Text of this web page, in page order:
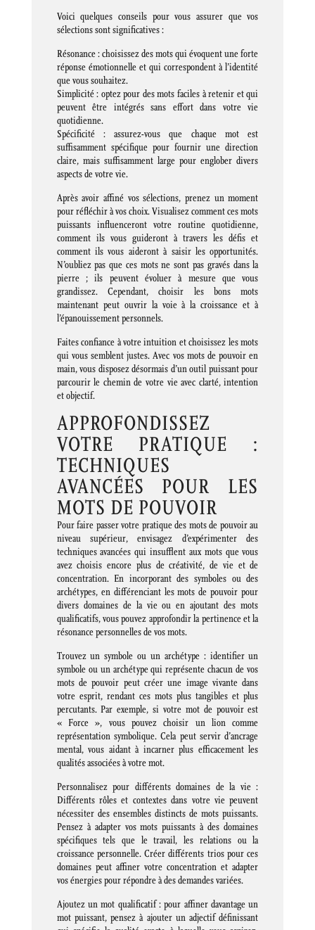
Voici quelques conseils pour vous assurer que vos
sélections sont significatives :
Résonance : choisissez des mots qui évoquent une forte
réponse émotionnelle et qui correspondent à l’identité
que vous souhaitez.
Simplicité : optez pour des mots faciles à retenir et qui
peuvent être intégrés sans effort dans votre vie
quotidienne.
Spécificité : assurez-vous que chaque mot est
suffisamment spécifique pour fournir une direction
claire, mais suffisamment large pour englober divers
aspects de votre vie.
Après avoir affiné vos sélections, prenez un moment
pour réfléchir à vos choix. Visualisez comment ces mots
puissants influenceront votre routine quotidienne,
comment ils vous guideront à travers les défis et
comment ils vous aideront à saisir les opportunités.
N’oubliez pas que ces mots ne sont pas gravés dans la
pierre ; ils peuvent évoluer à mesure que vous
grandissez. Cependant, choisir les bons mots
maintenant peut ouvrir la voie à la croissance et à
l’épanouissement personnels.
Faites confiance à votre intuition et choisissez les mots
qui vous semblent justes. Avec vos mots de pouvoir en
main, vous disposez désormais d’un outil puissant pour
parcourir le chemin de votre vie avec clarté, intention
et objectif.
APPROFONDISSEZ
VOTRE PRATIQUE :
TECHNIQUES
AVANCÉES POUR LES
MOTS DE POUVOIR
Pour faire passer votre pratique des mots de pouvoir au
niveau supérieur, envisagez d’expérimenter des
techniques avancées qui insufflent aux mots que vous
avez choisis encore plus de créativité, de vie et de
concentration. En incorporant des symboles ou des
archétypes, en différenciant les mots de pouvoir pour
divers domaines de la vie ou en ajoutant des mots
qualificatifs, vous pouvez approfondir la pertinence et la
résonance personnelles de vos mots.
Trouvez un symbole ou un archétype : identifier un
symbole ou un archétype qui représente chacun de vos
mots de pouvoir peut créer une image vivante dans
votre esprit, rendant ces mots plus tangibles et plus
percutants. Par exemple, si votre mot de pouvoir est
« Force », vous pouvez choisir un lion comme
représentation symbolique. Cela peut servir d’ancrage
mental, vous aidant à incarner plus efficacement les
qualités associées à votre mot.
Personnalisez pour différents domaines de la vie :
Différents rôles et contextes dans votre vie peuvent
nécessiter des ensembles distincts de mots puissants.
Pensez à adapter vos mots puissants à des domaines
spécifiques tels que le travail, les relations ou la
croissance personnelle. Créer différents trios pour ces
domaines peut affiner votre concentration et adapter
vos énergies pour répondre à des demandes variées.
Ajoutez un mot qualificatif : pour affiner davantage un
mot puissant, pensez à ajouter un adjectif définissant